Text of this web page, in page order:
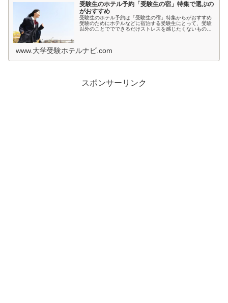
受験生のホテル予約「受験生の宿」特集で選ぶの
がおすすめ
受験生のホテル予約は「受験生の宿」特集からがおすすめ
受験のためにホテルなどに宿泊する受験生にとって、受験
以外のことででできるだけストレスを感じたくないもので
www.大学受験ホテルナビ.com
スポンサーリンク